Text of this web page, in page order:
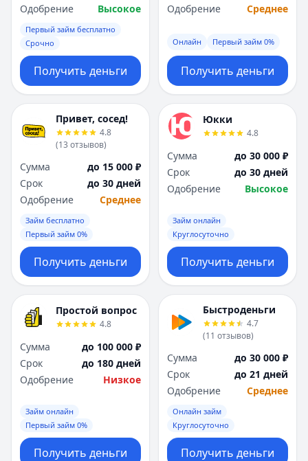
Одобрение
Высокое
Первый займ бесплатно
Срочно
Получить деньги
Одобрение
Среднее
Онлайн Первый займ 0%
Получить деньги
Привет, сосед!
4.8
(13 отзывов)
Сумма
до 15 000 ₽
Срок
до 30 дней
Одобрение
Среднее
Займ бесплатно
Первый займ 0%
Получить деньги
Юкки
4.8
Сумма
до 30 000 ₽
Срок
до 30 дней
Одобрение
Высокое
Займ онлайн
Круглосуточно
Получить деньги
Простой вопрос
4.8
Сумма
до 100 000 ₽
Срок
до 180 дней
Одобрение
Низкое
Займ онлайн
Первый займ 0%
Получить деньги
Быстроденьги
4.7
(11 отзывов)
Сумма
до 30 000 ₽
Срок
до 21 дней
Одобрение
Среднее
Онлайн займ
Круглосуточно
Получить деньги